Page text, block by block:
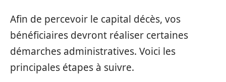
Afin de percevoir le capital décès, vos
bénéficiaires devront réaliser certaines
démarches administratives. Voici les
principales étapes à suivre.